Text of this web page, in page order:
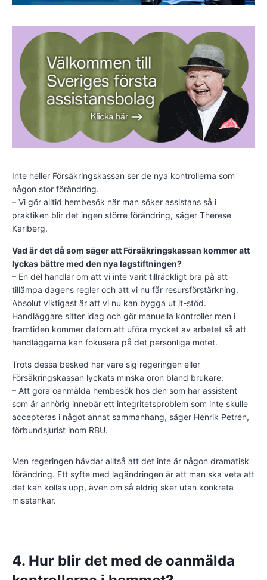
Inte heller Försäkringskassan ser de nya kontrollerna som
någon stor förändring.
– Vi gör alltid hembesök när man söker assistans så i
praktiken blir det ingen större förändring, säger Therese
Karlberg.
Vad är det då som säger att Försäkringskassan kommer att
lyckas bättre med den nya lagstiftningen?
– En del handlar om att vi inte varit tillräckligt bra på att
tillämpa dagens regler och att vi nu får resursförstärkning.
Absolut viktigast är att vi nu kan bygga ut it-stöd.
Handläggare sitter idag och gör manuella kontroller men i
framtiden kommer datorn att uföra mycket av arbetet så att
handläggarna kan fokusera på det personliga mötet.
Trots dessa besked har vare sig regeringen eller
Försäkringskassan lyckats minska oron bland brukare:
– Att göra oanmälda hembesök hos den som har assistent
som är anhörig innebär ett integritetsproblem som inte skulle
accepteras i något annat sammanhang, säger Henrik Petrén,
förbundsjurist inom RBU.
Men regeringen hävdar alltså att det inte är någon dramatisk
förändring. Ett syfte med lagändringen är att man ska veta att
det kan kollas upp, även om så aldrig sker utan konkreta
misstankar.
4. Hur blir det med de oanmälda